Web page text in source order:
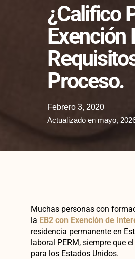
¿Califico
Exención
Proceso.
Febrero 3, 2020
Actualizado en mayo,
Muchas personas con
la EB2 con Exención de
residencia permanente en
laboral PERM, siempre que
para los Estados Unidos.